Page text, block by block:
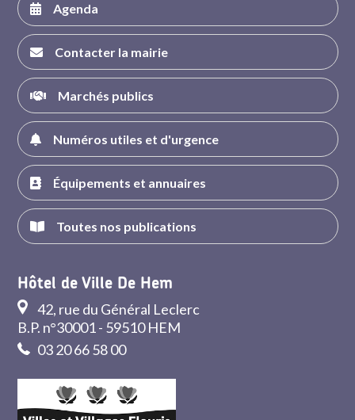
Agenda
Contacter la mairie
Marchés publics
Numéros utiles et d'urgence
Équipements et annuaires
Toutes nos publications
Hôtel de Ville De Hem
42, rue du Général Leclerc
B.P. n°30001 - 59510 HEM
03 20 66 58 00